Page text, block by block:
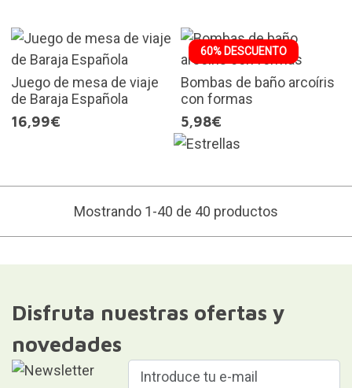
Juego de mesa de viaje
de Baraja Española
16,99€
60% DESCUENTO
Bombas de baño arcoíris
con formas
5,98€
Mostrando 1-40 de 40 productos
Disfruta nuestras ofertas y
novedades